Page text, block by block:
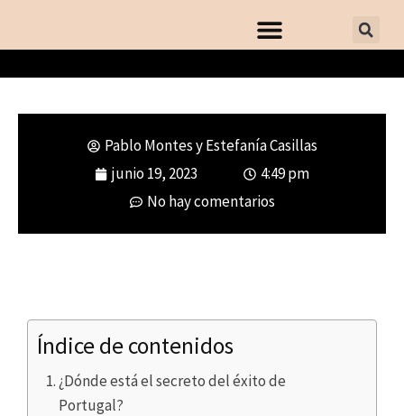
¿Por qué está de moda Portugal?
Pablo Montes y Estefanía Casillas
junio 19, 2023
4:49 pm
No hay comentarios
Índice de contenidos
¿Dónde está el secreto del éxito de
Portugal?